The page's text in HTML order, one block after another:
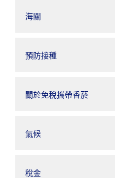
海關
預防接種
關於免稅攜帶香菸
氣候
稅金